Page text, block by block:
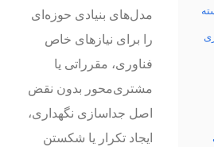
مدل‌های بنیادی حوزه‌ای
را برای نیازهای خاص
فناوری، مقرراتی یا
مشتری‌محور بدون نقض
اصل جداسازی نگهداری،
ایجاد تکرار یا شکستن